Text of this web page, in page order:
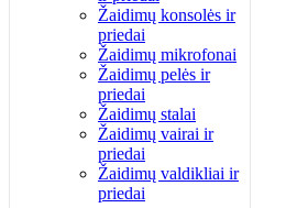
Žaidimų konsolės ir
priedai
Žaidimų mikrofonai
Žaidimų pelės ir
priedai
Žaidimų stalai
Žaidimų vairai ir
priedai
Žaidimų valdikliai ir
priedai